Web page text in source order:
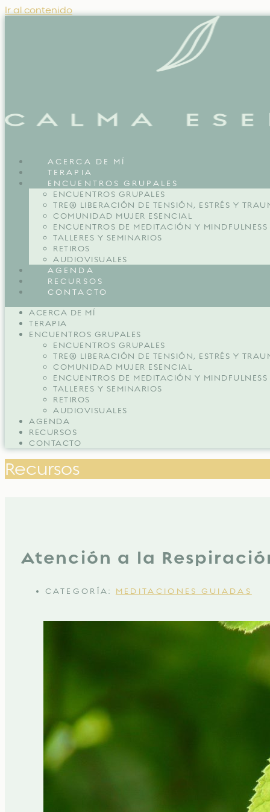
Ir al contenido
ACERCA DE MÍ
TERAPIA
ENCUENTROS GRUPALES
ENCUENTROS GRUPALES
TRE® LIBERACIÓN DE TENSIÓN, ESTRÉS Y
COMUNIDAD MUJER ESENCIAL
ENCUENTROS DE MEDITACIÓN Y MINDFULNESS
TALLERES Y SEMINARIOS
RETIROS
AUDIOVISUALES
AGENDA
RECURSOS
CONTACTO
ACERCA DE MÍ
TERAPIA
ENCUENTROS GRUPALES
ENCUENTROS GRUPALES
TRE® LIBERACIÓN DE TENSIÓN, ESTRÉS Y
COMUNIDAD MUJER ESENCIAL
ENCUENTROS DE MEDITACIÓN Y MINDFULNESS
TALLERES Y SEMINARIOS
RETIROS
AUDIOVISUALES
AGENDA
RECURSOS
CONTACTO
Recursos
Atención a la
CATEGORÍA: MEDITACIONES GUIADAS